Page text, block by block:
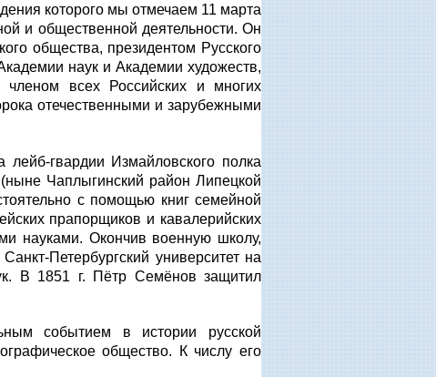
которого мы отмечаем 11 марта
и общественной деятельности. Он
общества, президентом Русского
наук и Академии художеств,
членом всех Российских и многих
отечественными и зарубежными
лейб-гвардии Измайловского полка
Чаплыгинский район Липецкой
с помощью книг семейной
прапорщиков и кавалерийских
науками. Окончив военную школу,
Петербургский университет на
В 1851 г. Пётр Семёнов защитил
событием в истории русской
общество. К числу его